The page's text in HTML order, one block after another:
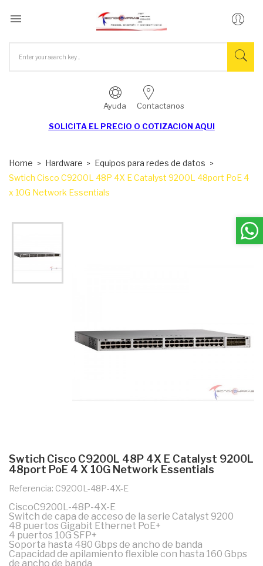

Ayuda Contactanos
SOLICITA EL PRECIO O COTIZACION AQUI
Home Hardware
Equipos para redes de datos
Swtich Cisco C9200L 48P 4X E Catalyst 9200L 48port PoE 4
x 10G Network Essentials
Swtich Cisco C9200L 48P 4X E Catalyst 9200L
48port PoE 4 X 10G Network Essentials
Referencia: C9200L-48P-4X-E
CiscoC9200L-48P-4X-E
Switch de capa de acceso de la serie Catalyst 9200
48 puertos Gigabit Ethernet PoE+
4 puertos 10G SFP+
Soporta hasta 480 Gbps de ancho de banda
Capacidad de apilamiento flexible con hasta 160 Gbps
de ancho de banda